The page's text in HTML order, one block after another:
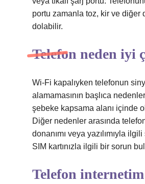
portu zamanla toz, kir ve diğer
dolabilir.
Telefon neden iyi
Wi-Fi kapalıyken telefonun
alamamasının başlıca
şebeke kapsama alanı içinde
Diğer nedenler arasında
donanımı veya yazılımıyla
SIM kartınızla ilgili bir sorun
Telefon